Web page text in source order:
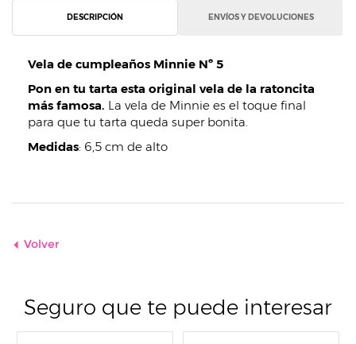
DESCRIPCIÓN ENVÍOS Y DEVOLUCIONES
Vela de cumpleaños Minnie Nº 5
Pon en tu tarta esta original vela de la ratoncita
más famosa. La vela de Minnie es el toque final
para que tu tarta queda super bonita.
Medidas: 6,5 cm de alto
Volver
Seguro que te puede interesar